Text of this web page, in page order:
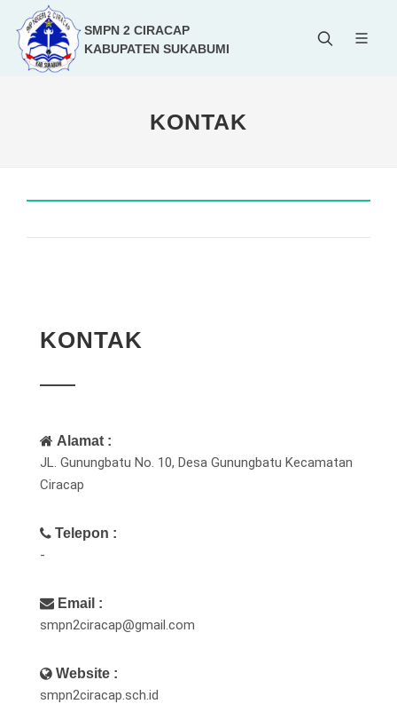
SMPN 2 CIRACAP
KABUPATEN SUKABUMI
KONTAK
KONTAK
Alamat :
JL. Gunungbatu No. 10, Desa Gunungbatu Kecamatan
Ciracap
Telepon :
-
Email :
smpn2ciracap@gmail.com
Website :
smpn2ciracap.sch.id